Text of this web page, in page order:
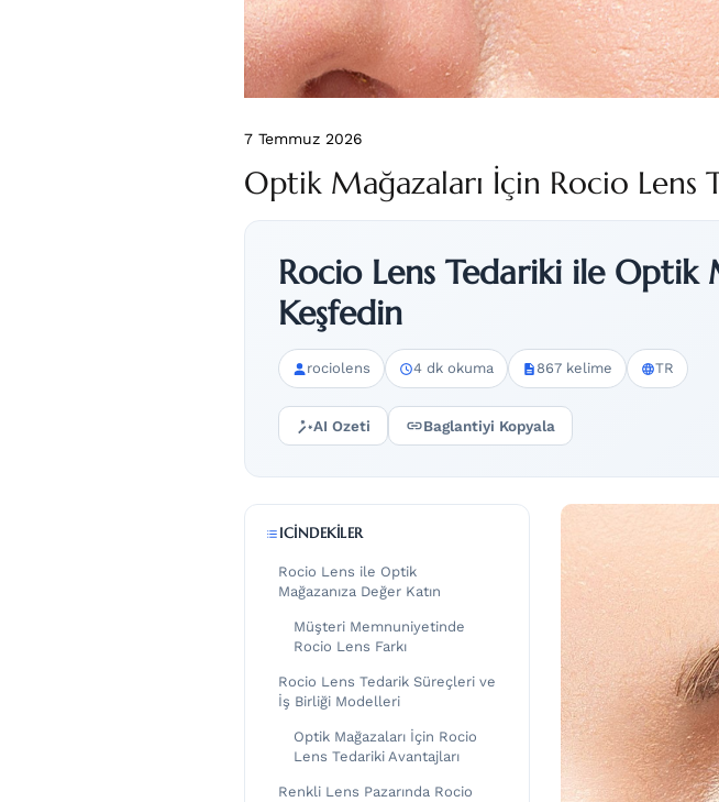
7 Temmuz 2026
Optik Mağazaları İçin Rocio Lens
Rocio Lens Tedariki ile Optik
Keşfedin
rociolens 4 dk okuma 867 kelime TR
AI Ozeti Baglantiyi Kopyala
ICINDEKILER
Rocio Lens ile Optik
Mağazanıza Değer Katın
Müşteri Memnuniyetinde
Rocio Lens Farkı
Rocio Lens Tedarik Süreçleri ve
İş Birliği Modelleri
Optik Mağazaları İçin Rocio
Lens Tedariki Avantajları
Renkli Lens Pazarında Rocio